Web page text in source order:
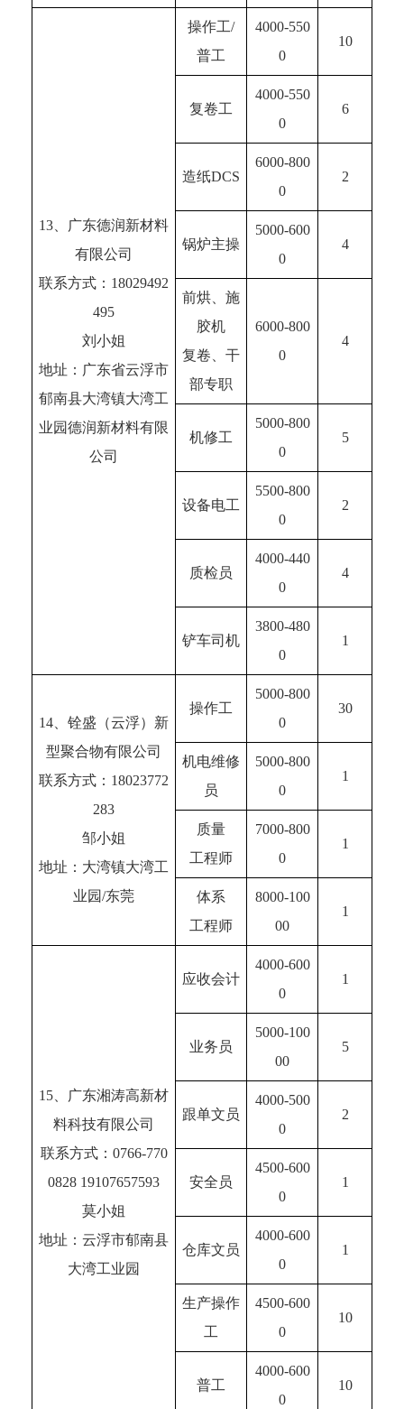
13、广东德润新材料
有限公司
联系方式：18029492
495
刘小姐
地址：广东省云浮市
郁南县大湾镇大湾工
业园德润新材料有限
公司
操作工/
普工
4000-550
0
10
复卷工
4000-550
0
6
造纸DCS
6000-800
0
2
锅炉主操
5000-600
0
4
前烘、施
胶机
复卷、干
部专职
6000-800
0
4
机修工
5000-800
0
5
设备电工
5500-800
0
2
质检员
4000-440
0
4
铲车司机
3800-480
0
1
14、铨盛（云浮）新
型聚合物有限公司
联系方式：18023772
283
邹小姐
地址：大湾镇大湾工
业园/东莞
操作工
5000-800
0
30
机电维修
员
5000-800
0
1
质量
工程师
7000-800
0
1
体系
工程师
8000-100
00
1
15、广东湘涛高新材
料科技有限公司
联系方式：0766-770
0828 19107657593
莫小姐
地址：云浮市郁南县
大湾工业园
应收会计
4000-600
0
1
业务员
5000-100
00
5
跟单文员
4000-500
0
2
安全员
4500-600
0
1
仓库文员
4000-600
0
1
生产操作
工
4500-600
0
10
普工
4000-600
0
10